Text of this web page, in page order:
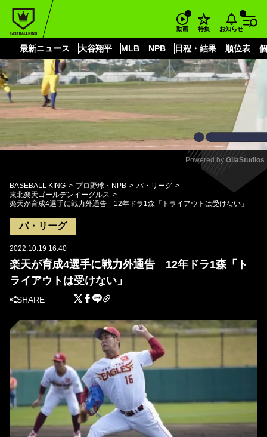
動画 特集 お知らせ
最新ニュース 大谷翔平 MLB NPB 日程・結果 順位表
もっと見る
Mute
Powered by GliaStudios
BASEBALL KING プロ野球・NPB
パ・リーグ
東北楽天ゴールデンイーグルス
楽天が育成4選手に戦力外通告 12年ドラ1森「トライアウトは受けない」
パ・リーグ
2022.10.19 16:40
楽天が育成4選手に戦力外通告 12年ドラ1森「ト
ライアウトは受けない」
SHARE